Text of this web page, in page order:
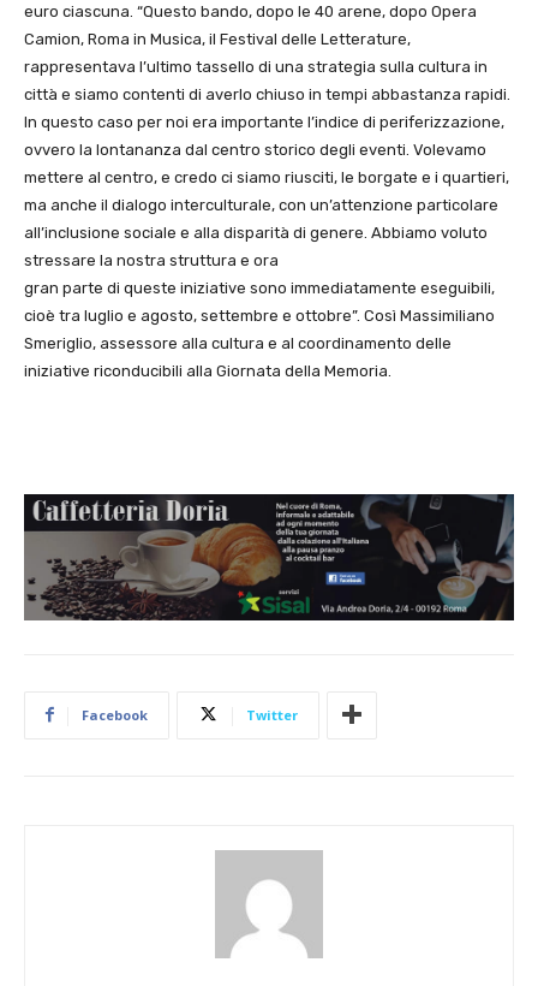
euro ciascuna. “Questo bando, dopo le 40 arene, dopo Opera
Camion, Roma in Musica, il Festival delle Letterature,
rappresentava l’ultimo tassello di una strategia sulla cultura in
città e siamo contenti di averlo chiuso in tempi abbastanza rapidi.
In questo caso per noi era importante l’indice di periferizzazione,
ovvero la lontananza dal centro storico degli eventi. Volevamo
mettere al centro, e credo ci siamo riusciti, le borgate e i quartieri,
ma anche il dialogo interculturale, con un’attenzione particolare
all’inclusione sociale e alla disparità di genere. Abbiamo voluto
stressare la nostra struttura e ora
gran parte di queste iniziative sono immediatamente eseguibili,
cioè tra luglio e agosto, settembre e ottobre”. Così Massimiliano
Smeriglio, assessore alla cultura e al coordinamento delle
iniziative riconducibili alla Giornata della Memoria.
Facebook Twitter